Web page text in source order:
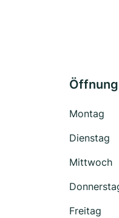
Montag
Dienstag
Mittwoch
Freitag